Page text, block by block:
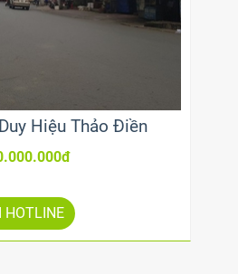
Hiệu Thảo Điền
HOTLINE